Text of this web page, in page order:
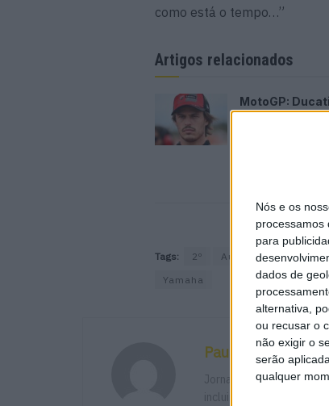
Nós e os
processamos
para
dados de
alternativa,
ou recusar o
não exigir o
serão
qualquer
como está o tempo…”
Artigos relacionados
MotoGP:
segundo dia
Tags: 2º Austin Cota
Yamaha
Paulo Araújo
Jornalista especialista
incluindo Imprensa,